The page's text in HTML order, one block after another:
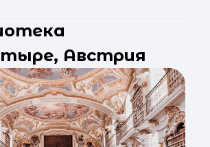
Австрия